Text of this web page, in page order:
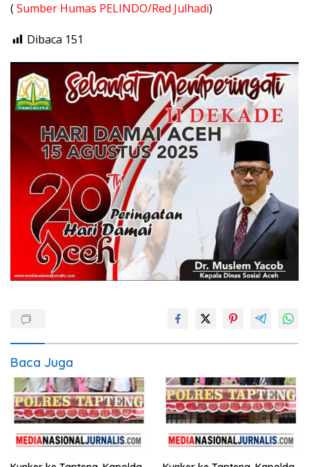
(Sumber Humas PELINDO/Red Julhadi)
Dibaca 151
Baca Juga